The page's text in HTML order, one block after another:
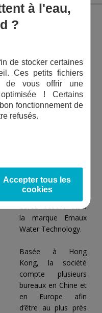
marché des
particuliers et
commercial à la
qualité de ses
produits destinés au
traitement de l’eau
tout l’équipement
piscine dont vous
aurez besoin dans
la marque Emaux
Water Technology.
Basée à Hong
Kong, la société
compte plusieurs
bureaux en Chine et
en Europe afin
d’être au plus près
à l'eau,
?
de stocker certaines
Ces petits fichiers
de vous offrir une
! Certains
fonctionnement de
refusés.
Accepter tous les
cookies